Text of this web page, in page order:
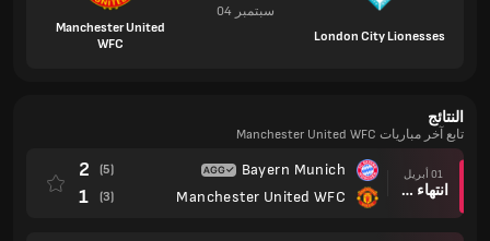
London City Lionesses
04 سبتمبر
Manchester United
WFC
النتائج
تابع آخر مباريات Manchester United WFC
01 أبريل
انتهاء وقت المباراة
Bayern Munich
Manchester United WFC
(5)
2
(3)
1